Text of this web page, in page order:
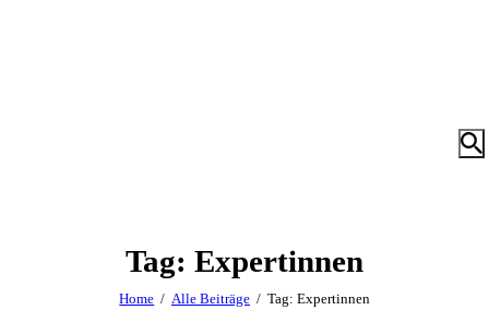
Tag: Expertinnen
Home Alle Beiträge Tag: Expertinnen